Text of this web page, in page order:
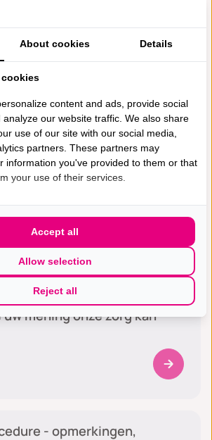
uw afspraak
mening onze zorg kan
- opmerkingen,
About cookies Details
content and ads, provide social
our website traffic. We also share
use of our site with our social media,
partners. These partners may
information you've provided to them or that
your use of their services.
Reject all
Allow selection
Accept all